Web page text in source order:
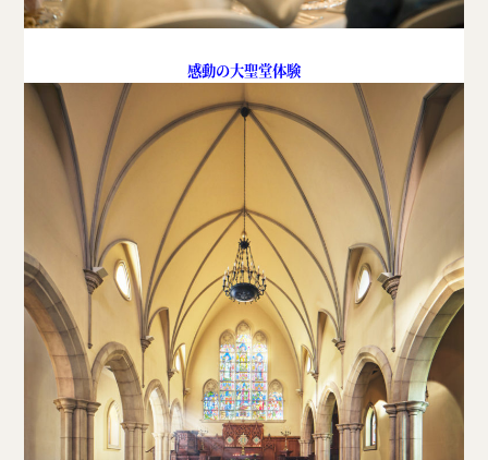
感動の大聖堂体験